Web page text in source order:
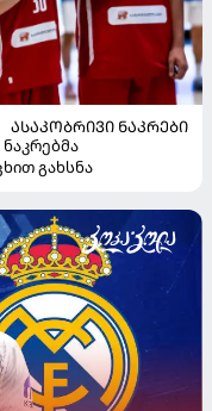
ᲐᲡᲐᲙᲝᲑᲠᲘᲕᲘ ᲜᲐᲙᲠᲔᲑᲘ
გახსნა